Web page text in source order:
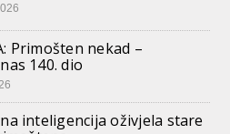
Primošten nekad –
140. dio
inteligencija oživjela stare